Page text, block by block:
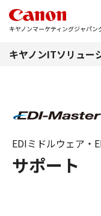
キヤノンマーケティングジャパン
キヤノンITソリュー
サポート
EDIミドルウェア・